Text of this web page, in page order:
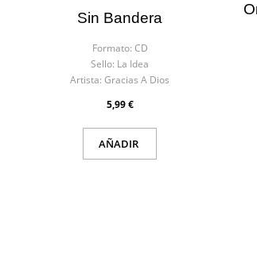
Sin Bandera
Formato: CD
Sello: La Idea
Artista: Gracias A Dios
5,99 €
AÑADIR